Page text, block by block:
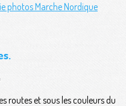
photos Marche Nordique
routes et sous les couleurs du